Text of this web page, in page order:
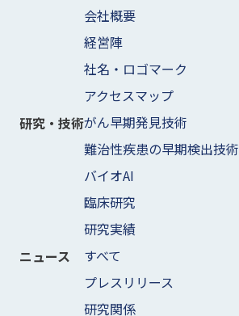
会社概要
経営陣
社名・ロゴマーク
アクセスマップ
研究・技術がん早期発見技術
難治性疾患の早期検出技術
バイオAI
臨床研究
研究実績
ニュース
すべて
プレスリリース
研究関係